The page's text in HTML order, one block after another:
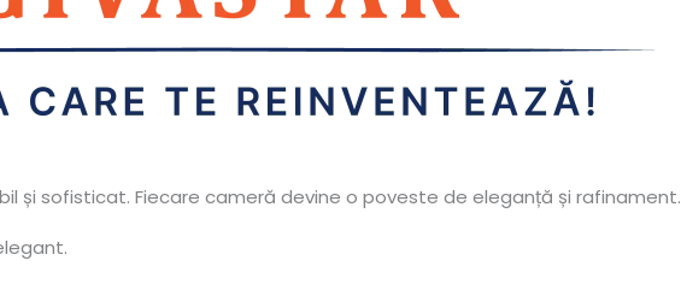
sofisticat. Fiecare cameră devine o poveste de eleganță și rafinament.